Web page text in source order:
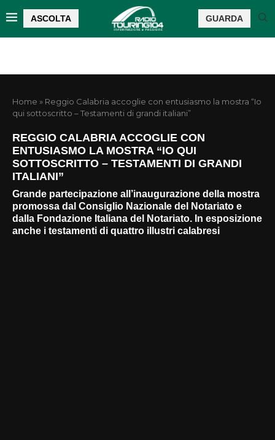
ASCOLTA GUARDA
Home » Reggio Calabria accoglie con entusiasmo la mostra “Io
qui sottoscritto – Testamenti di grandi italiani”
REGGIO CALABRIA ACCOGLIE CON
ENTUSIASMO LA MOSTRA “IO QUI
SOTTOSCRITTO – TESTAMENTI DI GRANDI
ITALIANI”
Grande partecipazione all’inaugurazione della mostra
promossa dal Consiglio Nazionale del Notariato e
dalla Fondazione Italiana del Notariato. In esposizione
anche i testamenti di quattro illustri calabresi